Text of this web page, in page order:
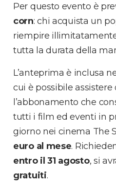
Per questo evento è
corn: chi acquista un
riempire
tutta la durata della
L’anteprima è inclusa
cui è possibile assistere
l’abbonamento che
tutti i film ed eventi in
giorno nei cinema The
euro al mese.
entro il 31 agosto, si
gratuiti.